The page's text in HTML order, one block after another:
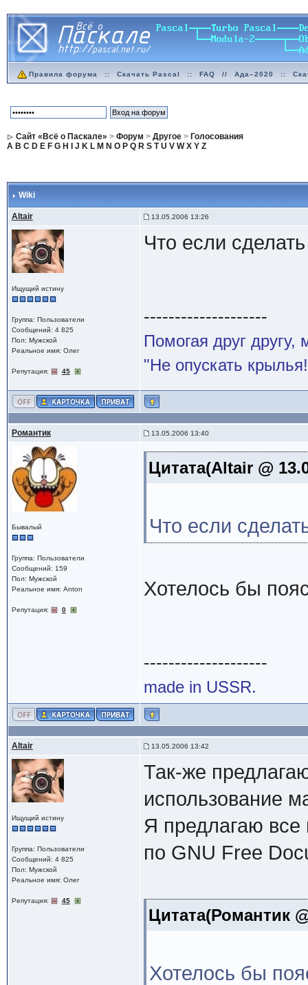
Правила форума :: Скачать Pascal :: FAQ // Ада–2020 ::
Сайт «Всё о Паскале» > Форум > Другое> Голосования
A B C D E F G H J K L M N O P Q R S T U V W X Y Z
Wiki
Altair 13.05.2006 13:26
Ищущий истину
Группа: Пользователи
Сообщений: 4 825
Пол: Мужской
Реальное имя: Олег
Репутация: 45
Что если
--------------------
Помогая друг
"Не опускать
Романтик 13.05.2006 13:40
Бывалый
Группа: Пользователи
Сообщений: 159
Пол: Мужской
Реальное имя: Anton
Репутация: 0
Цитата(Altair @
Что если
Хотелось бы
--------------------
made in USSR.
Altair 13.05.2006 13:42
Ищущий истину
Группа: Пользователи
Сообщений: 4 825
Пол: Мужской
Реальное имя: Олег
Репутация: 45
Так-же
использование
Я предлагаю все
по GNU Free
Цитата(Романтик
Хотелось бы